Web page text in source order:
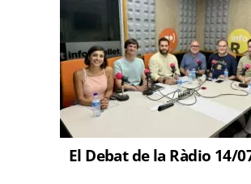
El Debat de la Ràdio 14/